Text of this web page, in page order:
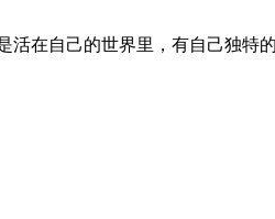
在自己的世界里，有自己独特